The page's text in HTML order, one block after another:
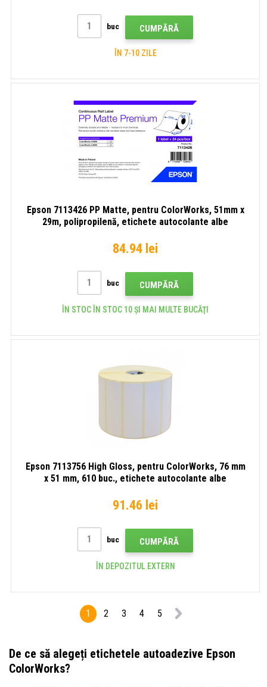
buc CUMPĂRĂ
ÎN 7-10 ZILE
Epson 7113426 PP Matte, pentru ColorWorks, 51mm x
29m, polipropilenă, etichete autocolante albe
84.94 lei
buc CUMPĂRĂ
ÎN STOC ÎN STOC 10 ȘI MAI MULTE BUCĂŢI
Epson 7113756 High Gloss, pentru ColorWorks, 76 mm
x 51 mm, 610 buc., etichete autocolante albe
91.46 lei
buc CUMPĂRĂ
ÎN DEPOZITUL EXTERN
1 2 3 4 5
De ce să alegeți etichetele autoadezive Epson
ColorWorks?